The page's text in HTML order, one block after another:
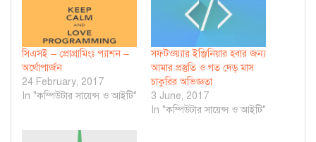
সিএসই – প্রোগ্রামিংঃ প্যাশন –
অর্থোপার্জন
24 February, 2017
In "কম্পিউটার সায়েন্স ও আইটি"
সফটওয়্যার ইঞ্জিনিয়ার হবার জন্য
আমার প্রস্তুতি ও গত দেড় মাস
চাকুরির অভিজ্ঞতা
3 June, 2017
In "কম্পিউটার সায়েন্স ও আইটি"